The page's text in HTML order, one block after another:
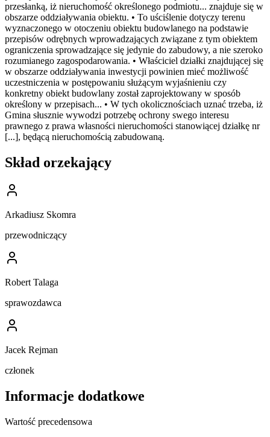
przesłanką, iż nieruchomość określonego podmiotu... znajduje się w
obszarze oddziaływania obiektu. • To uściślenie dotyczy terenu
wyznaczonego w otoczeniu obiektu budowlanego na podstawie
przepisów odrębnych wprowadzających związane z tym obiektem
ograniczenia sprowadzające się jedynie do zabudowy, a nie szeroko
rozumianego zagospodarowania. • Właściciel działki znajdującej się
w obszarze oddziaływania inwestycji powinien mieć możliwość
uczestniczenia w postępowaniu służącym wyjaśnieniu czy
konkretny obiekt budowlany został zaprojektowany w sposób
określony w przepisach... • W tych okolicznościach uznać trzeba, iż
Gmina słusznie wywodzi potrzebę ochrony swego interesu
prawnego z prawa własności nieruchomości stanowiącej działkę nr
[...], będącą nieruchomością zabudowaną.
Skład orzekający
Arkadiusz Skomra
przewodniczący
Robert Talaga
sprawozdawca
Jacek Rejman
członek
Informacje dodatkowe
Wartość precedensowa